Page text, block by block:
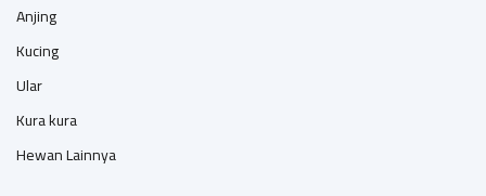
Anjing
Kucing
Ular
Kura kura
Hewan Lainnya